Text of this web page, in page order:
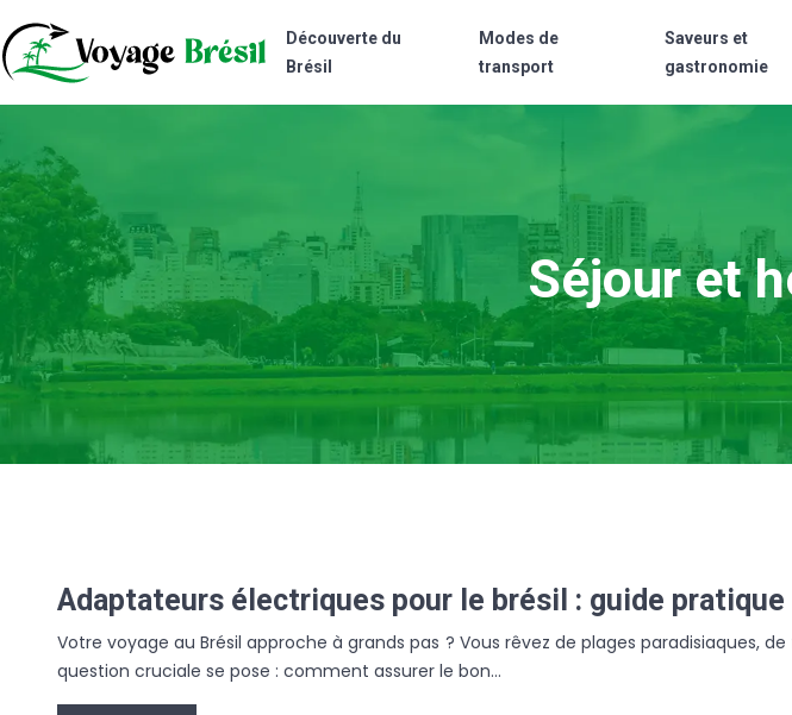
Découverte du
Brésil
Modes de
transport
Saveurs et
gastronomie
Séjour et
Adaptateurs électriques pour le brésil : guide
Votre voyage au Brésil approche à grands pas ? Vous rêvez de plages paradisiaques,
question cruciale se pose : comment assurer le bon…